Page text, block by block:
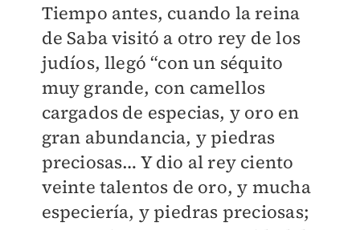
Tiempo antes, cuando la reina
de Saba visitó a otro rey de los
judíos, llegó “con un séquito
muy grande, con camellos
cargados de especias, y oro en
gran abundancia, y piedras
preciosas… Y dio al rey ciento
veinte talentos de oro, y mucha
especiería, y piedras preciosas;